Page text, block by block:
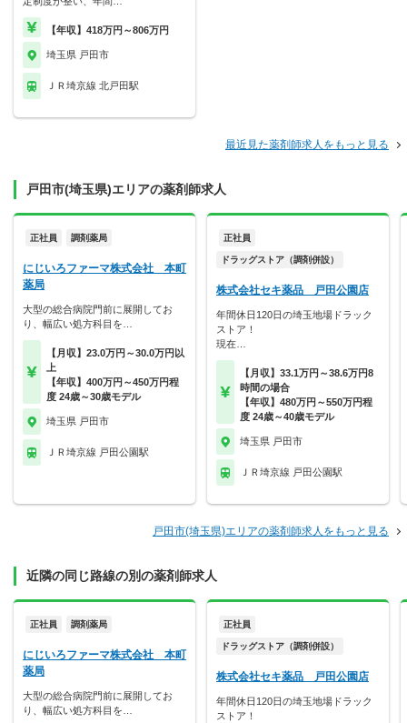
【年収】418万円～806万円
埼玉県 戸田市
ＪＲ埼京線 北戸田駅
最近見た薬剤師求人をもっと見る
戸田市(埼玉県)エリアの薬剤師求人
正社員 調剤薬局
にじいろファーマ株式会社 本町
薬局
大型の総合病院門前に展開してお
り、幅広い処方科目を…
【月収】23.0万円～30.0万円以
上
【年収】400万円～450万円程
度 24歳～30歳モデル
埼玉県 戸田市
ＪＲ埼京線 戸田公園駅
正社員
ドラッグストア（調剤併設）
株式会社セキ薬品 戸田公園店
年間休日120日の埼玉地場ドラック
ストア！
現在…
【月収】33.1万円～38.6万円8
時間の場合
【年収】480万円～550万円程
度 24歳～40歳モデル
埼玉県 戸田市
ＪＲ埼京線 戸田公園駅
戸田市(埼玉県)エリアの薬剤師求人をもっと見る
近隣の同じ路線の別の薬剤師求人
正社員 調剤薬局
にじいろファーマ株式会社 本町
薬局
大型の総合病院門前に展開してお
り、幅広い処方科目を…
正社員
ドラッグストア（調剤併設）
株式会社セキ薬品 戸田公園店
年間休日120日の埼玉地場ドラック
ストア！